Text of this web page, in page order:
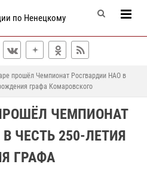
по Ненецкому
прошёл Чемпионат Росгвардии НАО в
графа Комаровского
ЧЕМПИОНАТ
ЧЕСТЬ 250-ЛЕТИЯ
ГРАФА